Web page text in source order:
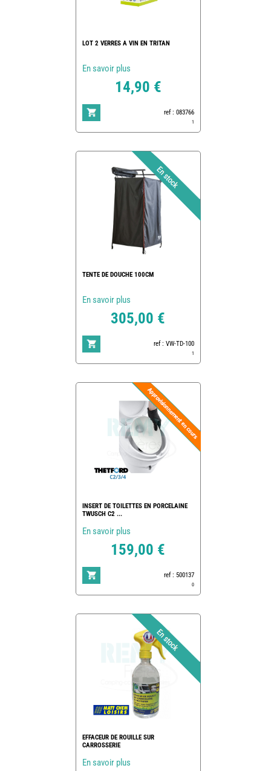
LOT 2 VERRES A VIN EN TRITAN
En savoir plus
14,90 €
ref : 083766
1
TENTE DE DOUCHE 100CM
En savoir plus
305,00 €
ref : VW-TD-100
1
INSERT DE TOILETTES EN PORCELAINE
TWUSCH C2 ...
En savoir plus
159,00 €
ref : 500137
0
EFFACEUR DE ROUILLE SUR
CARROSSERIE
En savoir plus